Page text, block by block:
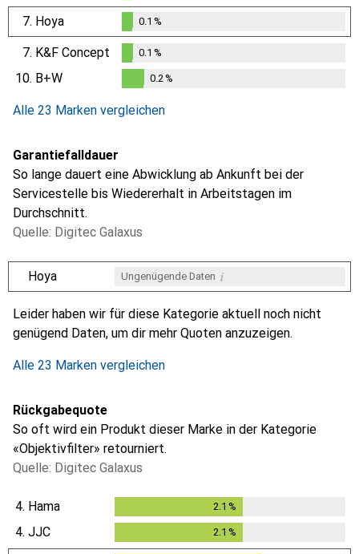
0.1%
7. Hoya
0.1%
0.1 %
7. K&F Concept
%
0.1 %
10. B+W 0.2 %
Alle 23 Marken vergleichen
Garantiefalldauer
So lange dauert eine Abwicklung ab Ankunft bei der
Servicestelle bis Wiedererhalt in Arbeitstagen im
Durchschnitt.
Quelle: Digitec Galaxus
Hoya Ungenügende Daten i
iiii
Leider haben wir für diese Kategorie aktuell noch nicht
genügend Daten, um dir mehr Quoten anzuzeigen.
Alle 23 Marken vergleichen
Rückgabequote
So oft wird ein Produkt dieser Marke in der Kategorie
«Objektivfilter» retourniert.
Quelle: Digitec Galaxus
4. Hama 2.1 %
4. JJC 2.1 %